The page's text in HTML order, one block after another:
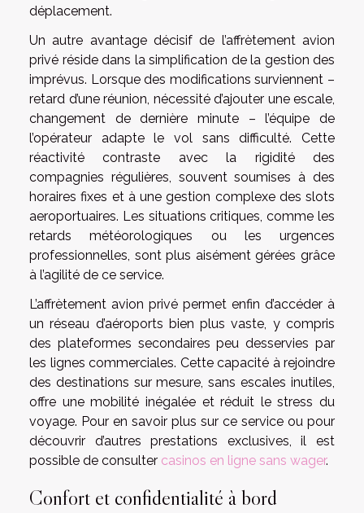
déplacement.
Un autre avantage décisif de l’affrètement avion
privé réside dans la simplification de la gestion des
imprévus. Lorsque des modifications surviennent –
retard d’une réunion, nécessité d’ajouter une escale,
changement de dernière minute – l’équipe de
l’opérateur adapte le vol sans difficulté. Cette
réactivité contraste avec la rigidité des
compagnies régulières, souvent soumises à des
horaires fixes et à une gestion complexe des slots
aeroportuaires. Les situations critiques, comme les
retards météorologiques ou les urgences
professionnelles, sont plus aisément gérées grâce
à l’agilité de ce service.
L’affrètement avion privé permet enfin d’accéder à
un réseau d’aéroports bien plus vaste, y compris
des plateformes secondaires peu desservies par
les lignes commerciales. Cette capacité à rejoindre
des destinations sur mesure, sans escales inutiles,
offre une mobilité inégalée et réduit le stress du
voyage. Pour en savoir plus sur ce service ou pour
découvrir d’autres prestations exclusives, il est
possible de consulter casinos en ligne sans wager.
Confort et confidentialité à bord